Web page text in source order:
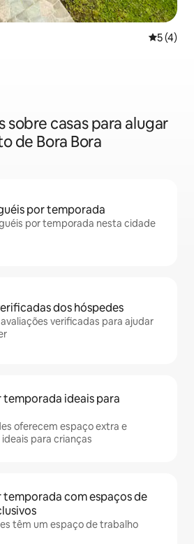
5 de
5 (4)
sobre casas para alugar
de Bora Bora
por temporada
por temporada nesta cidade
dos hóspedes
verificadas para ajudar
temporada ideais para
oferecem espaço extra e
para crianças
temporada com espaços de
têm um espaço de trabalho